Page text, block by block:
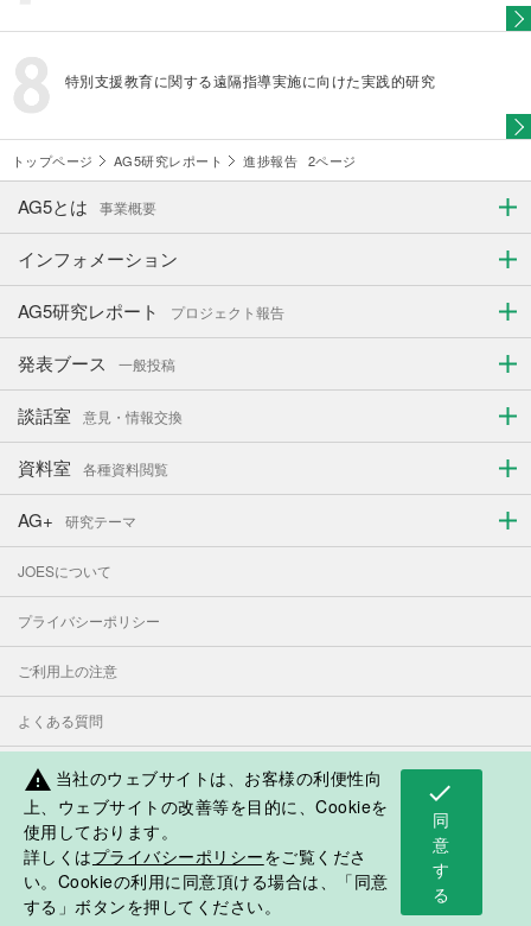
特別支援教育に関する遠隔指導実施に向けた実践的研究
トップページ AG5研究レポート 進捗報告 2ページ
AG5とは 事業概要
インフォメーション
AG5研究レポート プロジェクト報告
発表ブース 一般投稿
談話室 意見・情報交換
資料室 各種資料閲覧
AG+ 研究テーマ
JOESについて
プライバシーポリシー
ご利用上の注意
よくある質問
お問い合わせ
表示モード：
日本人学校・補習授業校応援サイト
©2018 Japan Overseas Educational Services
warning 当社のウェブサイトは、お客様の利便性向
上、ウェブサイトの改善等を目的に、Cookieを
使用しております。
詳しくはプライバシーポリシーをご覧くださ
い。Cookieの利用に同意頂ける場合は、「同意
する」ボタンを押してください。
check
同
意
す
る